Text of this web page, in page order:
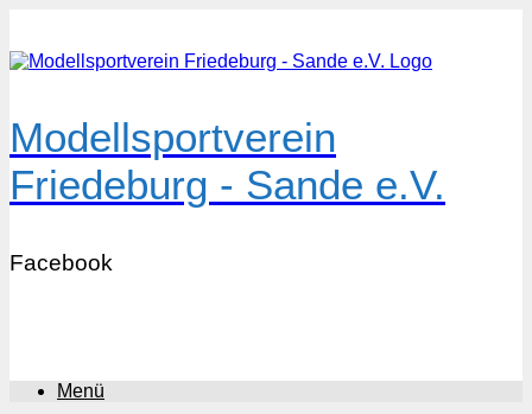
springen
Modellsportverein
Friedeburg - Sande e.V.
Facebook
Menü